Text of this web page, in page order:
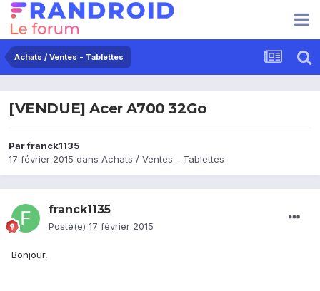
Achats / Ventes - Tablettes
[VENDUE] Acer A700 32Go
Parfranck1135
17 février 2015 dans Achats / Ventes - Tablettes
franck1135
Posté(e) 17 février 2015
Bonjour,